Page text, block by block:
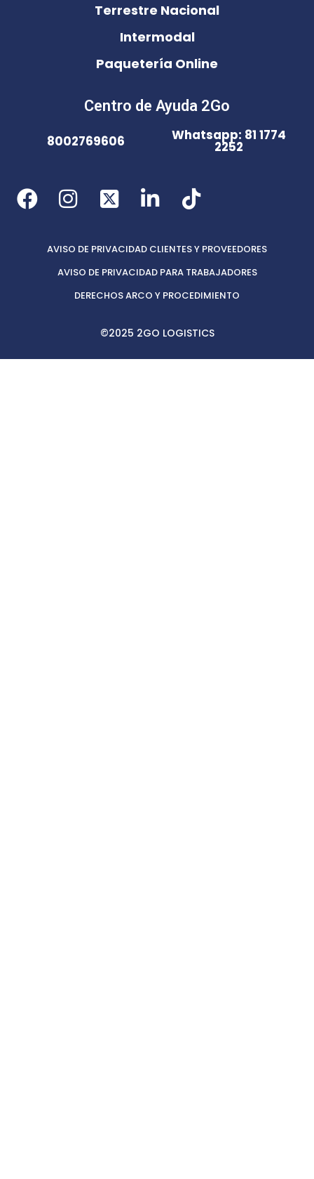
Terrestre Nacional
Intermodal
Paquetería Online
Centro de Ayuda 2Go
8002769606 Whatsapp: 81 1774
2252
AVISO DE PRIVACIDAD CLIENTES Y PROVEEDORES
AVISO DE PRIVACIDAD PARA TRABAJADORES
DERECHOS ARCO Y PROCEDIMIENTO
©2025 2GO LOGISTICS